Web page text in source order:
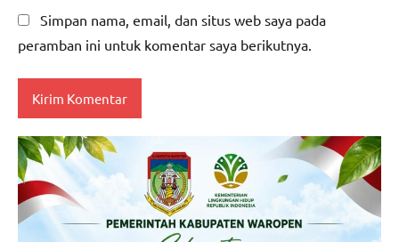
Simpan nama, email, dan situs web saya pada
peramban ini untuk komentar saya berikutnya.